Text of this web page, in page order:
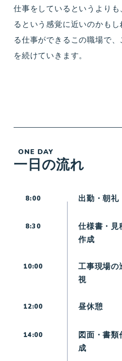
仕事をしているというより
るという感覚に近いのかも
る仕事ができるこの職場で
を続けていきます。
ONE DAY
一日の流れ
8:00 出勤・朝礼
8:30
仕様書・見
作成
10:00
工事現場の
視
12:00 昼休憩
14:00
図面・書類
成